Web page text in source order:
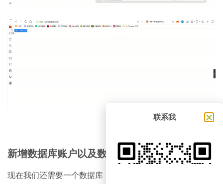
新增数据库账户以及数据库
现在我们还需要一个数据库，点击“关系型数据库8.0版”。
联系我